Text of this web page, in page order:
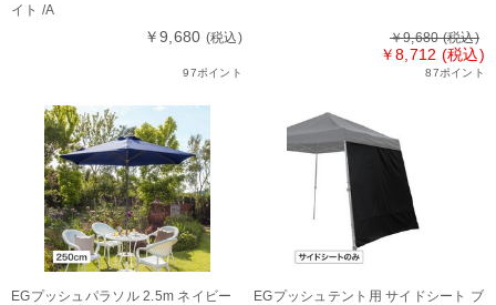
イト /A
￥9,680 (税込)
97ポイント
￥9,680(税込)
￥8,712 (税込)
87ポイント
EGプッシュパラソル 2.5m ネイビー
EGプッシュテント用 サイドシート ブ